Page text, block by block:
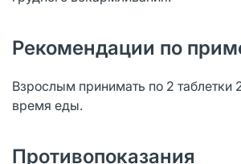
Рекомендации по
Взрослым принимать по 2 таблетки
время еды.
Противопоказания